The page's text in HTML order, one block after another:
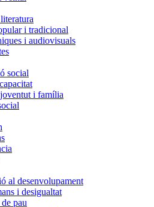
i tradicional
i audiovisuals
social
i família
al desenvolupament
i desigualtat
pau